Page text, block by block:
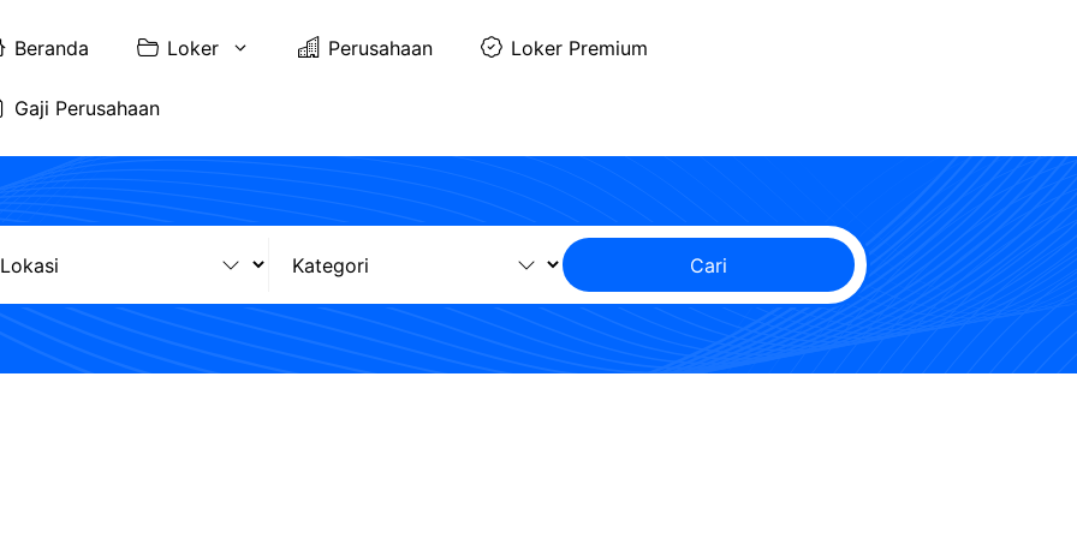
Beranda Loker Perusahaan Loker Premium
Gaji Perusahaan
Cari